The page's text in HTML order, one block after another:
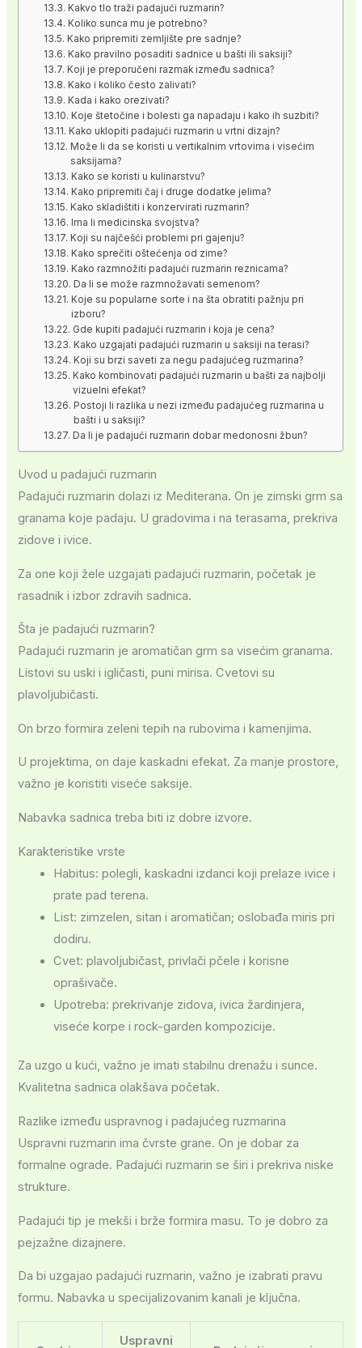
Kakvo tlo traži padajući ruzmarin?
Koliko sunca mu je potrebno?
Kako pripremiti zemljište pre sadnje?
Kako pravilno posaditi sadnice u bašti ili saksiji?
Koji je preporučeni razmak između sadnica?
Kako i koliko često zalivati?
Kada i kako orezivati?
Koje štetočine i bolesti ga napadaju i kako ih suzbiti?
Kako uklopiti padajući ruzmarin u vrtni dizajn?
Može li da se koristi u vertikalnim vrtovima i visećim
saksijama?
Kako se koristi u kulinarstvu?
Kako pripremiti čaj i druge dodatke jelima?
Kako skladištiti i konzervirati ruzmarin?
Ima li medicinska svojstva?
Koji su najčešći problemi pri gajenju?
Kako sprečiti oštećenja od zime?
Kako razmnožiti padajući ruzmarin reznicama?
Da li se može razmnožavati semenom?
Koje su popularne sorte i na šta obratiti pažnju pri
izboru?
Gde kupiti padajući ruzmarin i koja je cena?
Kako uzgajati padajući ruzmarin u saksiji na terasi?
Koji su brzi saveti za negu padajućeg ruzmarina?
Kako kombinovati padajući ruzmarin u bašti za najbolji
vizuelni efekat?
Postoji li razlika u nezi između padajućeg ruzmarina u
bašti i u saksiji?
Da li je padajući ruzmarin dobar medonosni žbun?
Uvod u padajući ruzmarin
Padajući ruzmarin dolazi iz Mediterana. On je zimski grm sa
granama koje padaju. U gradovima i na terasama, prekriva
zidove i ivice.
Za one koji žele uzgajati padajući ruzmarin, početak je
rasadnik i izbor zdravih sadnica.
Šta je padajući ruzmarin?
Padajući ruzmarin je aromatičan grm sa visećim granama.
Listovi su uski i igličasti, puni mirisa. Cvetovi su
plavoljubičasti.
On brzo formira zeleni tepih na rubovima i kamenjima.
U projektima, on daje kaskadni efekat. Za manje prostore,
važno je koristiti viseće saksije.
Nabavka sadnica treba biti iz dobre izvore.
Karakteristike vrste
Habitus: polegli, kaskadni izdanci koji prelaze ivice i
prate pad terena.
List: zimzelen, sitan i aromatičan; oslobađa miris pri
dodiru.
Cvet: plavoljubičast, privlači pčele i korisne
oprašivače.
Upotreba: prekrivanje zidova, ivica žardinjera,
viseće korpe i rock-garden kompozicije.
Za uzgo u kući, važno je imati stabilnu drenažu i sunce.
Kvalitetna sadnica olakšava početak.
Razlike između uspravnog i padajućeg ruzmarina
Uspravni ruzmarin ima čvrste grane. On je dobar za
formalne ograde. Padajući ruzmarin se širi i prekriva niske
strukture.
Padajući tip je mekši i brže formira masu. To je dobro za
pejzažne dizajnere.
Da bi uzgajao padajući ruzmarin, važno je izabrati pravu
formu. Nabavka u specijalizovanim kanali je ključna.
Uspravni